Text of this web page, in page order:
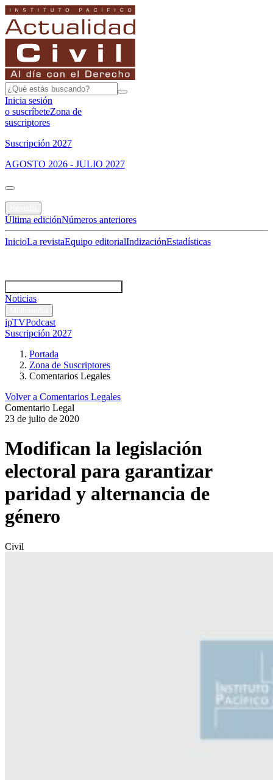
Inicia sesión
o suscríbeteZona de
suscriptores
Suscripción 2027
AGOSTO 2026 - JULIO 2027
Última ediciónNúmeros anteriores
InicioLa revistaEquipo editorialIndizaciónEstadísticas
Noticias
ipTVPodcast
Suscripción 2027
Portada
Zona de Suscriptores
Comentarios Legales
Volver a Comentarios Legales
Comentario Legal
23 de julio de 2020
Modifican la legislación
electoral para garantizar
paridad y alternancia de
género
Civil